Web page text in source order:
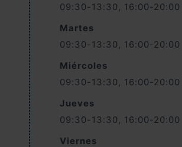
09:30-13:30, 16:00-20:00
Martes
09:30-13:30, 16:00-20:00
Miércoles
09:30-13:30, 16:00-20:00
Jueves
09:30-13:30, 16:00-20:00
Viernes